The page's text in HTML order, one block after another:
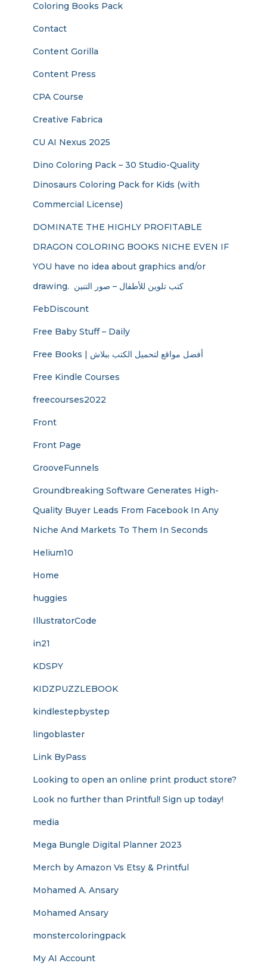
Coloring Books Pack
Contact
Content Gorilla
Content Press
CPA Course
Creative Fabrica
CU AI Nexus 2025
Dino Coloring Pack – 30 Studio-Quality
Dinosaurs Coloring Pack for Kids (with
Commercial License)
DOMINATE THE HIGHLY PROFITABLE
DRAGON COLORING BOOKS NICHE EVEN IF
YOU have no idea about graphics and/or
drawing. ​ كتب تلوين للأطفال – صور التنين
FebDiscount
Free Baby Stuff – Daily
Free Books | أفضل مواقع لتحميل الكتب ببلاش
Free Kindle Courses
freecourses2022
Front
Front Page
GrooveFunnels
Groundbreaking Software Generates High-
Quality Buyer Leads From Facebook In Any
Niche And Markets To Them In Seconds
Helium10
Home
huggies
IllustratorCode
in21
KDSPY
KIDZPUZZLEBOOK
kindlestepbystep
lingoblaster
Link ByPass
Looking to open an online print product store?
Look no further than Printful! Sign up today!
media
Mega Bungle Digital Planner 2023
Merch by Amazon Vs Etsy & Printful
Mohamed A. Ansary
Mohamed Ansary
monstercoloringpack
My AI Account